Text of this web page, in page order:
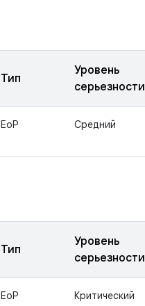
Тип
Уровень
серьезности
EoP Средний
Тип
Уровень
серьезности
EoP Критический